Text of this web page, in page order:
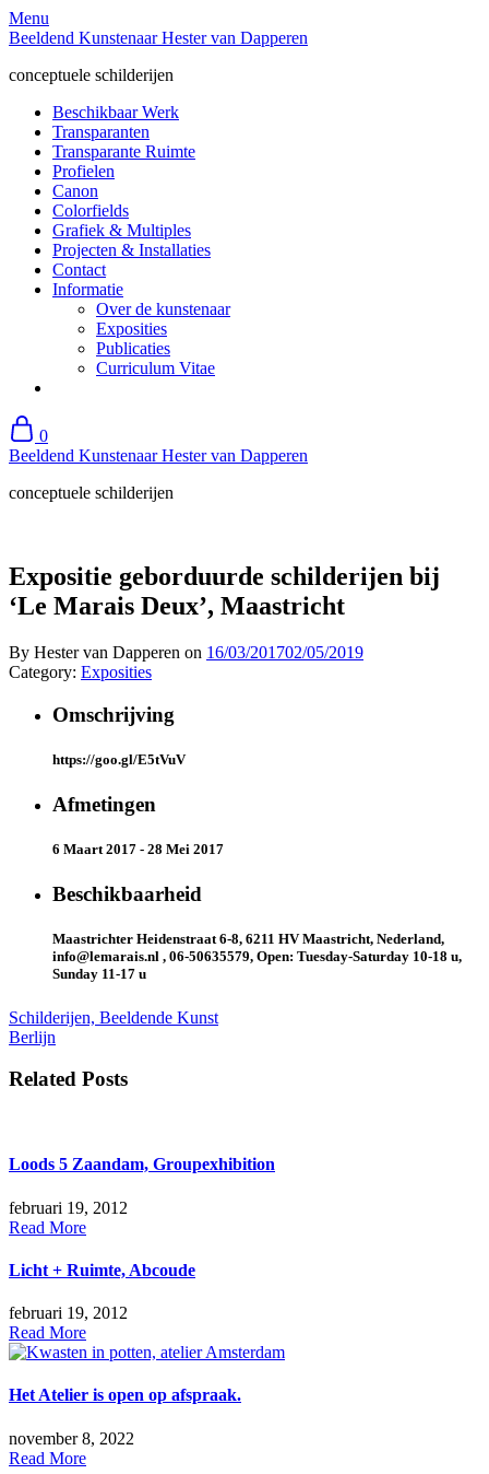
Skip
to
Menu
Beeldend Kunstenaar Hester van Dapperen
conceptuele schilderijen
Beschikbaar Werk
Transparanten
Transparante Ruimte
Profielen
Canon
Colorfields
Grafiek & Multiples
Projecten & Installaties
Contact
Informatie
Over de kunstenaar
Exposities
Publicaties
Curriculum Vitae
0
Beeldend Kunstenaar Hester van Dapperen
conceptuele schilderijen
Expositie geborduurde schilderijen bij
‘Le Marais Deux’, Maastricht
By Hester van Dapperen on 16/03/201702/05/2019
Category: Exposities
Omschrijving
https://goo.gl/E5tVuV
Afmetingen
6 Maart 2017 - 28 Mei 2017
Beschikbaarheid
Maastrichter Heidenstraat 6-8, 6211 HV Maastricht, Nederland,
info@lemarais.nl , 06-50635579, Open: Tuesday-Saturday 10-18 u,
Sunday 11-17 u
Bericht
navigatie
Schilderijen, Beeldende Kunst
Berlijn
Related Posts
Loods 5 Zaandam, Groupexhibition
februari 19, 2012
Read More
Licht + Ruimte, Abcoude
februari 19, 2012
Read More
Het Atelier is open op afspraak.
november 8, 2022
Read More